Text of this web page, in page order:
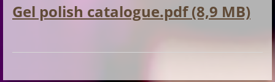
Gel polish catalogue.pdf (8,9 MB)